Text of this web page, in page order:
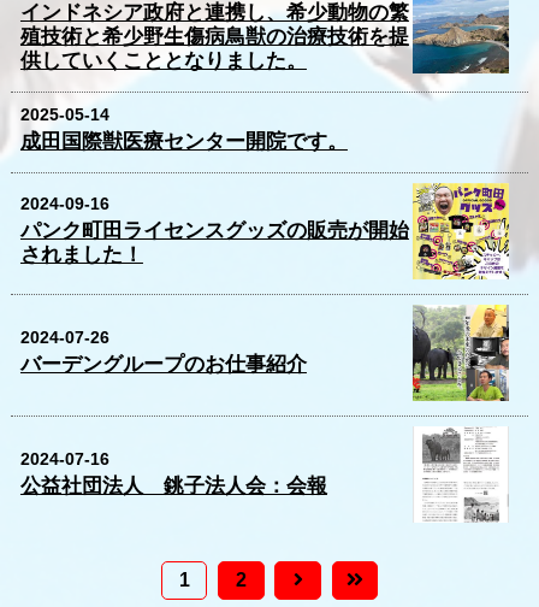
インドネシア政府と連携し、希少動物の繁
殖技術と希少野生傷病鳥獣の治療技術を提
供していくこととなりました。
2025-05-14
成田国際獣医療センター開院です。
2024-09-16
パンク町田ライセンスグッズの販売が開始
されました！
2024-07-26
バーデングループのお仕事紹介
2024-07-16
公益社団法人 銚子法人会：会報
1 2